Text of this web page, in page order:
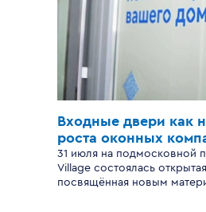
Входные двери как
роста оконных
31 июля на подмосковной
Village состоялась
посвящённая новым